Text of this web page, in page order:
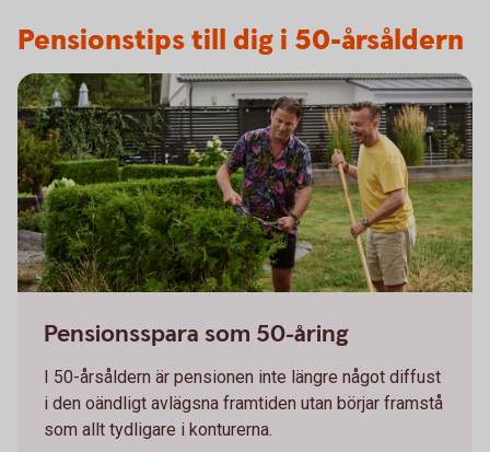
Pensionstips till dig i 50-årsåldern
Pensionsspara som 50-åring
I 50-årsåldern är pensionen inte längre något diffust
i den oändligt avlägsna framtiden utan börjar framstå
som allt tydligare i konturerna.